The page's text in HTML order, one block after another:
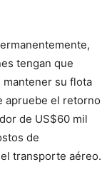
tengan que
su flota
apruebe el retorno
de US$60 mil
de
transporte aéreo.